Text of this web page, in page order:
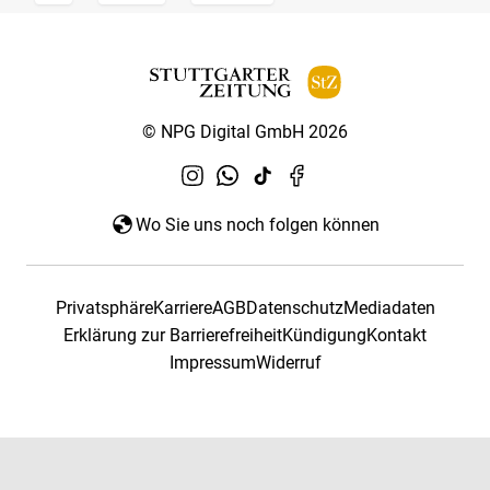
© NPG Digital GmbH 2026
Wo Sie uns noch folgen können
PrivatsphäreKarriereAGBDatenschutzMediadaten
Erklärung zur BarrierefreiheitKündigungKontakt
ImpressumWiderruf